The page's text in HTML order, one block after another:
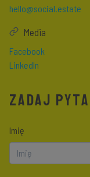
ZADAJ
Imię
hello@social.estate
Media
Facebook
LinkedIn